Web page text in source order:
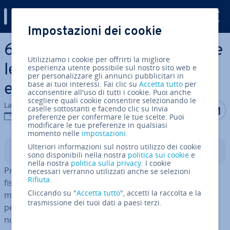
Vai al contenuto prin­ci­pa­le
6 errori comuni della SEO che
le piccole aziende devono
evitare
La redazione di IONOS
07 set 2021
Condividi
Indice
Prima dell’era digitale, quando i pro­prie­ta­ri dei negozi
fisici fa­ti­ca­va­no ad attirare clienti tramite metodi di
marketing tra­di­zio­na­li, dovevano sem­pli­ce­men­te
pensare ad un nuovo messaggio di marketing e ad un
nuovo canale. Nessuno doveva pre­oc­cu­par­si della con­
Impostazioni dei cookie
Utilizziamo i cookie per offrirti la migliore
esperienza utente possibile sul nostro sito web e
per personalizzare gli annunci pubblicitari in
base ai tuoi interessi. Fai clic suAccetta tutto per
acconsentire all'uso di tutti i cookie. Puoi anche
scegliere quali cookie consentire selezionando le
caselle sottostanti e facendo clic su Invia
preferenze per confermare le tue scelte. Puoi
modificare le tue preferenze in qualsiasi
momento nelle impostazioni.
Ulteriori informazioni sul nostro utilizzo dei cookie
sono disponibili nella nostra politica sui cookie e
nella nostra politica sulla privacy. I cookie
necessari verranno utilizzati anche se selezioni
Rifiuta.
Cliccando su "Accetta tutto", accetti la raccolta e la
trasmissione dei tuoi dati a paesi terzi.